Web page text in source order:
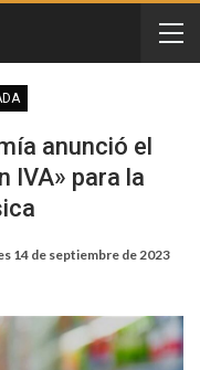
anunció el
IVA» para la
14 de septiembre de 2023